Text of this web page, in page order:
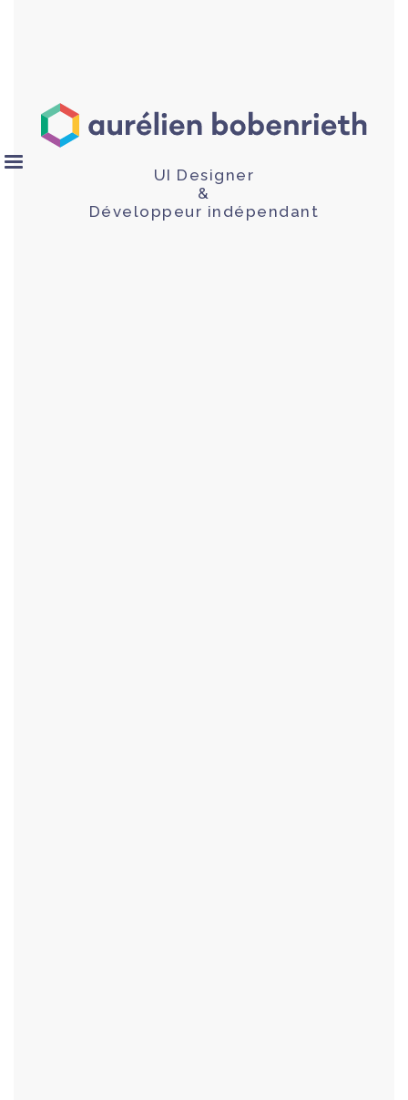
UI Designer
&
Développeur indépendant